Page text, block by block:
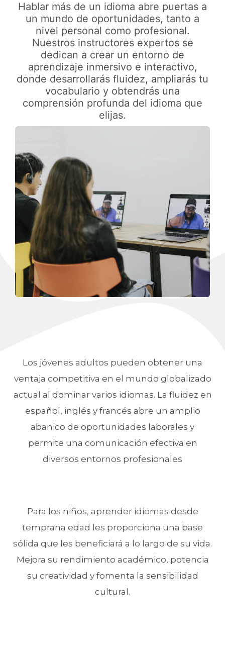
Hablar más de un idioma abre puertas a
un mundo de oportunidades, tanto a
nivel personal como profesional.
Nuestros instructores expertos se
dedican a crear un entorno de
aprendizaje inmersivo e interactivo,
donde desarrollarás fluidez, ampliarás tu
vocabulario y obtendrás una
comprensión profunda del idioma que
elijas.
Los jóvenes adultos pueden obtener una
ventaja competitiva en el mundo globalizado
actual al dominar varios idiomas. La fluidez en
español, inglés y francés abre un amplio
abanico de oportunidades laborales y
permite una comunicación efectiva en
diversos entornos profesionales
Para los niños, aprender idiomas desde
temprana edad les proporciona una base
sólida que les beneficiará a lo largo de su vida.
Mejora su rendimiento académico, potencia
su creatividad y fomenta la sensibilidad
cultural.